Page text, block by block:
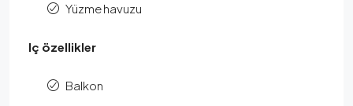
Yüzme havuzu
Iç özellikler
Balkon